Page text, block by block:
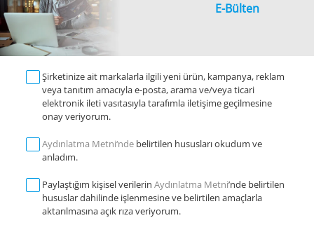
E-Bülten
Şirketinize ait markalarla ilgili yeni ürün, kampanya, reklam
veya tanıtım amacıyla e-posta, arama ve/veya ticari
elektronik ileti vasıtasıyla tarafımla iletişime geçilmesine
onay veriyorum.
Aydınlatma Metni‘nde belirtilen hususları okudum ve
anladım.
Paylaştığım kişisel verilerin Aydınlatma Metni’nde belirtilen
hususlar dahilinde işlenmesine ve belirtilen amaçlarla
aktarılmasına açık rıza veriyorum.